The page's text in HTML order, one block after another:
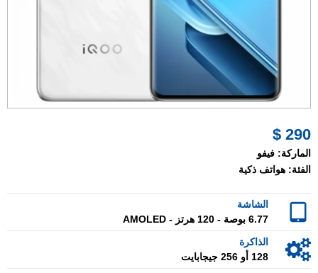
290 $
الماركة: فيفو
الفئة: هواتف ذكية
الشاشة
6.77 بوصة - 120 هرتز - AMOLED
الذاكرة
128 أو 256 جيجابايت